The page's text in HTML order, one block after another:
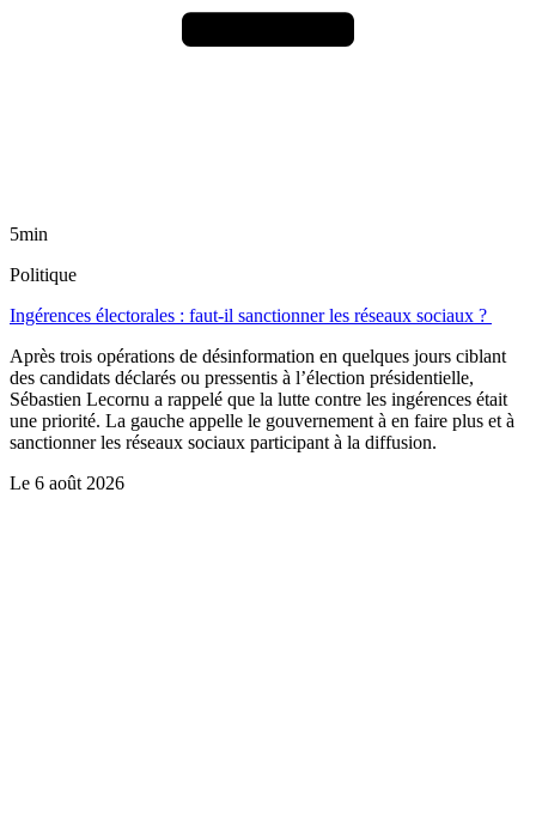
5min
Politique
Ingérences électorales : faut-il sanctionner les réseaux sociaux ?
Après trois opérations de désinformation en quelques jours ciblant
des candidats déclarés ou pressentis à l’élection présidentielle,
Sébastien Lecornu a rappelé que la lutte contre les ingérences était
une priorité. La gauche appelle le gouvernement à en faire plus et à
sanctionner les réseaux sociaux participant à la diffusion.
Le 6 août 2026